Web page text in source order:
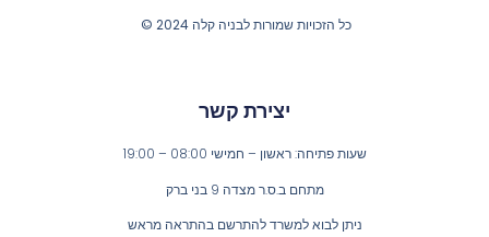
כל הזכויות שמורות לבניה קלה 2024 ©
יצירת קשר
שעות פתיחה: ראשון – חמישי 08:00 – 19:00
מתחם ב.ס.ר מצדה 9 בני ברק
ניתן לבוא למשרד להתרשם בהתראה מראש